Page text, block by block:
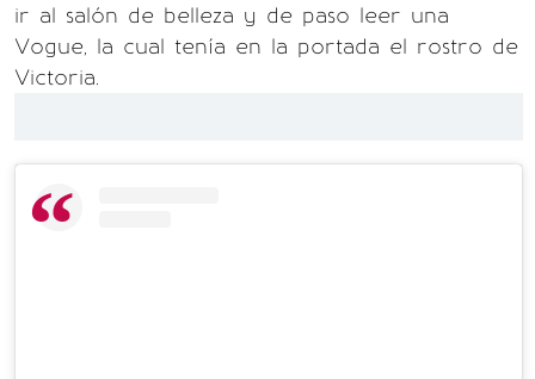
ir al salón de belleza y de paso leer una
Vogue, la cual tenía en la portada el rostro de
Victoria.